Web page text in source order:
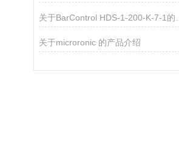
关于microronic 的产品介绍